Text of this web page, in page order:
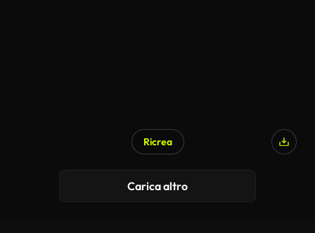
Ricrea
Carica altro